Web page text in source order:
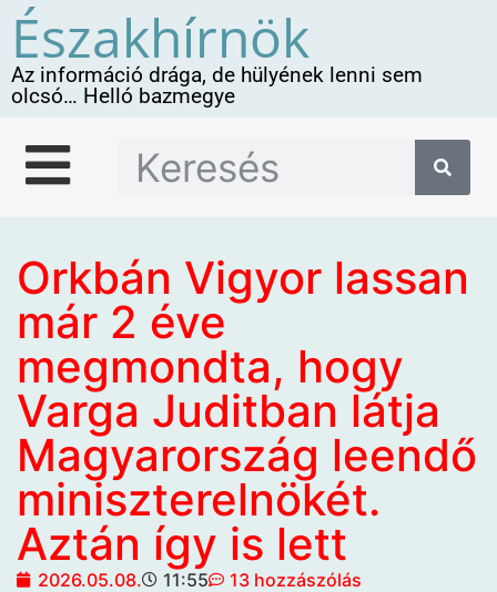
Északhírnök
Az információ drága, de hülyének lenni sem
olcsó… Helló bazmegye
Orkbán Vigyor lassan
már 2 éve
megmondta, hogy
Varga Juditban látja
Magyarország leendő
miniszterelnökét.
Aztán így is lett
2026.05.08. 11:55 13 hozzászólás